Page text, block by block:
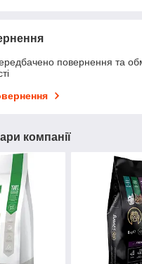
повернення та
компанії